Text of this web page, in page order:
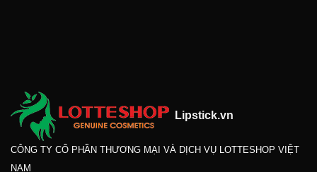
Lipstick.vn
CÔNG TY CỔ PHẦN THƯƠNG MẠI VÀ DỊCH VỤ LOTTESHOP VIỆT
NAM